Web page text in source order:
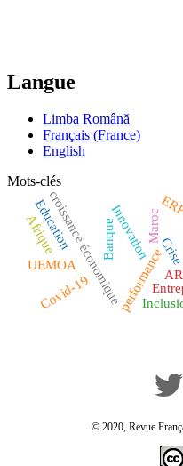
Langue
Limba Română
Français (France)
English
Mots-clés
Maroc
performance
croissance économiqueInnovation
UEMOA
Covid-19
Crise
Banque
Afrique
Education
© 2020, Revue